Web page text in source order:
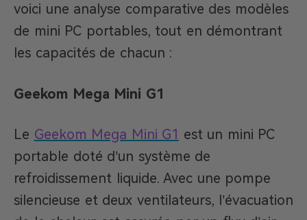
voici une analyse comparative des modèles
de mini PC portables, tout en démontrant
les capacités de chacun :
Geekom Mega Mini G1
Le Geekom Mega Mini G1 est un mini PC
portable doté d’un système de
refroidissement liquide. Avec une pompe
silencieuse et deux ventilateurs, l’évacuation